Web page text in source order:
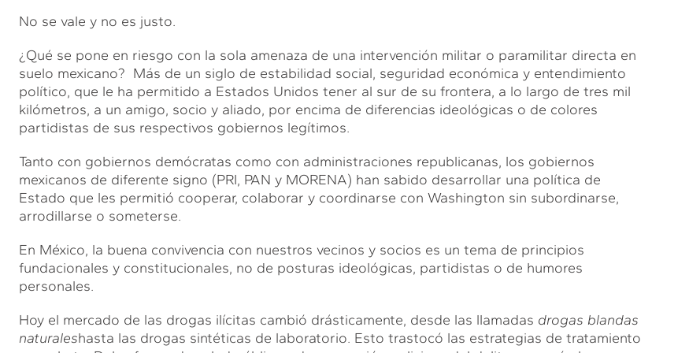
No se vale y no es justo.
¿Qué se pone en riesgo con la sola amenaza de una intervención militar o paramilitar directa en
suelo mexicano? Más de un siglo de estabilidad social, seguridad económica y entendimiento
político, que le ha permitido a Estados Unidos tener al sur de su frontera, a lo largo de tres mil
kilómetros, a un amigo, socio y aliado, por encima de diferencias ideológicas o de colores
partidistas de sus respectivos gobiernos legítimos.
Tanto con gobiernos demócratas como con administraciones republicanas, los gobiernos
mexicanos de diferente signo (PRI, PAN y MORENA) han sabido desarrollar una política de
Estado que les permitió cooperar, colaborar y coordinarse con Washington sin subordinarse,
arrodillarse o someterse.
En México, la buena convivencia con nuestros vecinos y socios es un tema de principios
fundacionales y constitucionales, no de posturas ideológicas, partidistas o de humores
personales.
Hoy el mercado de las drogas ilícitas cambió drásticamente, desde las llamadas drogas blandas
naturaleshasta las drogas sintéticas de laboratorio. Esto trastocó las estrategias de tratamiento